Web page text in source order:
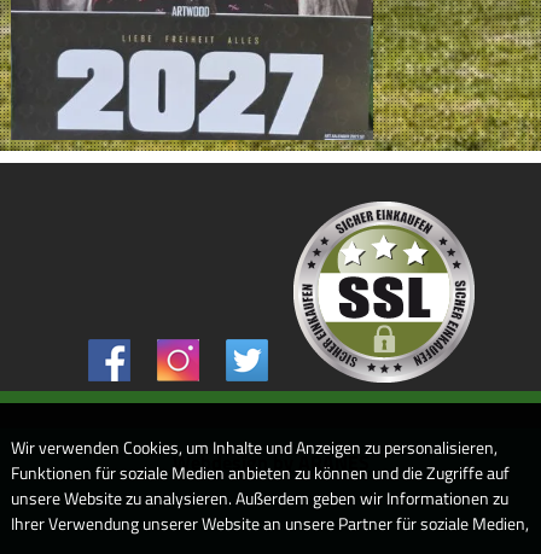
Webdesign by ARANES
Wir verwenden Cookies, um Inhalte und Anzeigen zu personalisieren,
Funktionen für soziale Medien anbieten zu können und die Zugriffe auf
unsere Website zu analysieren. Außerdem geben wir Informationen zu
Ihrer Verwendung unserer Website an unsere Partner für soziale Medien,